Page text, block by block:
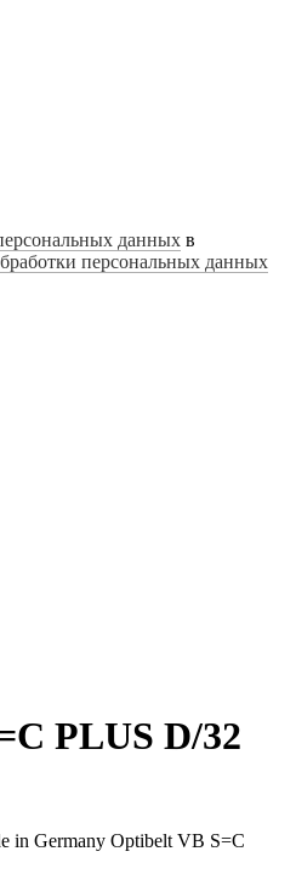
данных в
персональных данных
PLUS D/32
in Germany Optibelt VB S=C